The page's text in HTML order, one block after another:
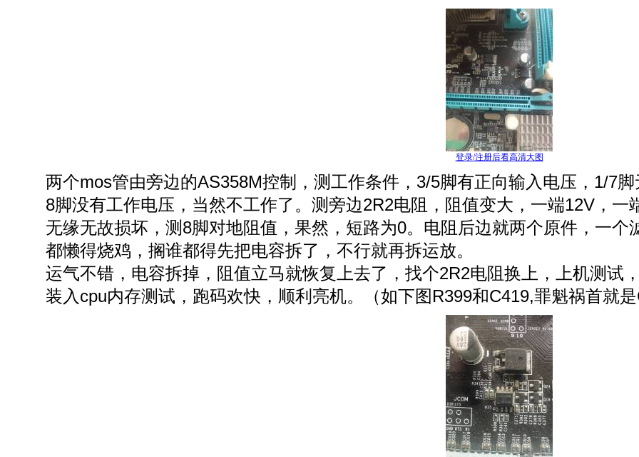
登录/注册后看高清大图
两个mos管由旁边的AS358M控制，测工作条件，3/5脚有正向输入电压，1/7脚
8脚没有工作电压，当然不工作了。测旁边2R2电阻，阻值变大，一端12V，一
无缘无故损坏，测8脚对地阻值，果然，短路为0。电阻后边就两个原件，一
都懒得烧鸡，搁谁都得先把电容拆了，不行就再拆运放。
运气不错，电容拆掉，阻值立马就恢复上去了，找个2R2电阻换上，上机测试，
装入cpu内存测试，跑码欢快，顺利亮机。（如下图R399和C419,罪魁祸首就是